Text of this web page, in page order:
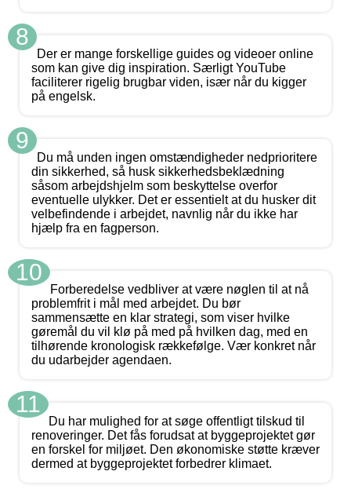
8
Der er mange forskellige guides og videoer online
som kan give dig inspiration. Særligt YouTube
faciliterer rigelig brugbar viden, især når du kigger
på engelsk.
9
Du må unden ingen omstændigheder nedprioritere
din sikkerhed, så husk sikkerhedsbeklædning
såsom arbejdshjelm som beskyttelse overfor
eventuelle ulykker. Det er essentielt at du husker dit
velbefindende i arbejdet, navnlig når du ikke har
hjælp fra en fagperson.
10
Forberedelse vedbliver at være nøglen til at nå
problemfrit i mål med arbejdet. Du bør
sammensætte en klar strategi, som viser hvilke
gøremål du vil klø på med på hvilken dag, med en
tilhørende kronologisk rækkefølge. Vær konkret når
du udarbejder agendaen.
11
Du har mulighed for at søge offentligt tilskud til
renoveringer. Det fås forudsat at byggeprojektet gør
en forskel for miljøet. Den økonomiske støtte kræver
dermed at byggeprojektet forbedrer klimaet.